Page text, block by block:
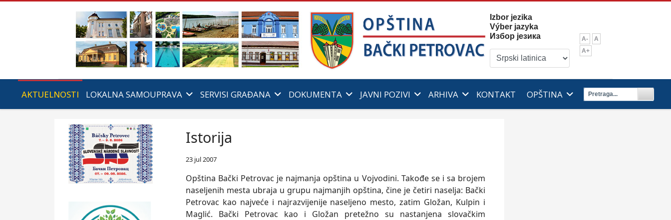
Izbor jezika
Výber jazyka
Избор језика
A-
A
A+
AKTUELNOSTI LOKALNA SAMOUPRAVA SERVISI GRAĐANA DOKUMENTA JAVNI POZIVI ARHIVA KONTAKT OPŠTINA
Istorija
23 jul 2007
Opština Bački Petrovac je najmanja opština u Vojvodini. Takođe se i sa brojem
naseljenih mesta ubraja u grupu najmanjih opština, čine je četiri naselja: Bački
Petrovac kao najveće i najrazvijenije naseljeno mesto, zatim Gložan, Kulpin i
Maglić. Bački Petrovac kao i Gložan pretežno su nastanjena slovačkim